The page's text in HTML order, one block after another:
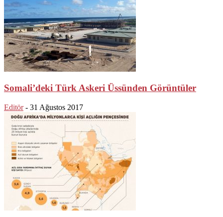
Somali’deki Türk Askeri Üssünden Görüntüler
Editör - 31 Ağustos 2017